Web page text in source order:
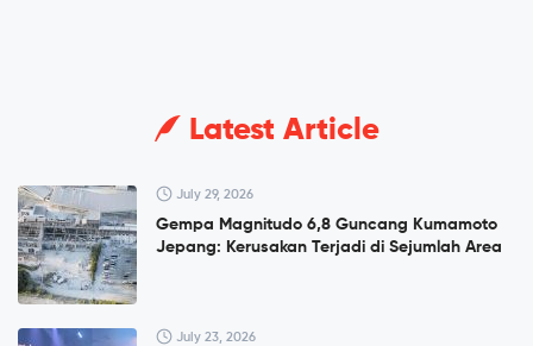
Latest Article
July 29, 2026
Gempa Magnitudo 6,8 Guncang Kumamoto
Jepang: Kerusakan Terjadi di Sejumlah Area
July 23, 2026